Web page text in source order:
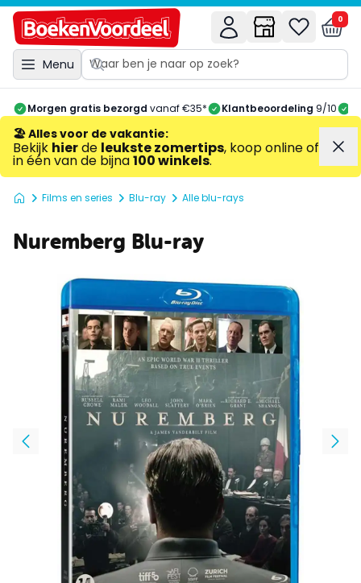
Menu
0
Morgen gratis bezorgd vanaf €35* Klantbeoordeling 9/10
🏖️ Alles voor de vakantie:
Bekijk hierde leukste zomertips, koop online of
in één van de bijna100 winkels.
Films en series Blu-ray Alle blu-rays
Nuremberg Blu-ray